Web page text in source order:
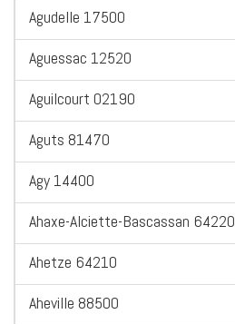
Agudelle 17500
Aguessac 12520
Aguilcourt 02190
Aguts 81470
Agy 14400
Ahaxe-Alciette-Bascassan 64220
Ahetze 64210
Aheville 88500